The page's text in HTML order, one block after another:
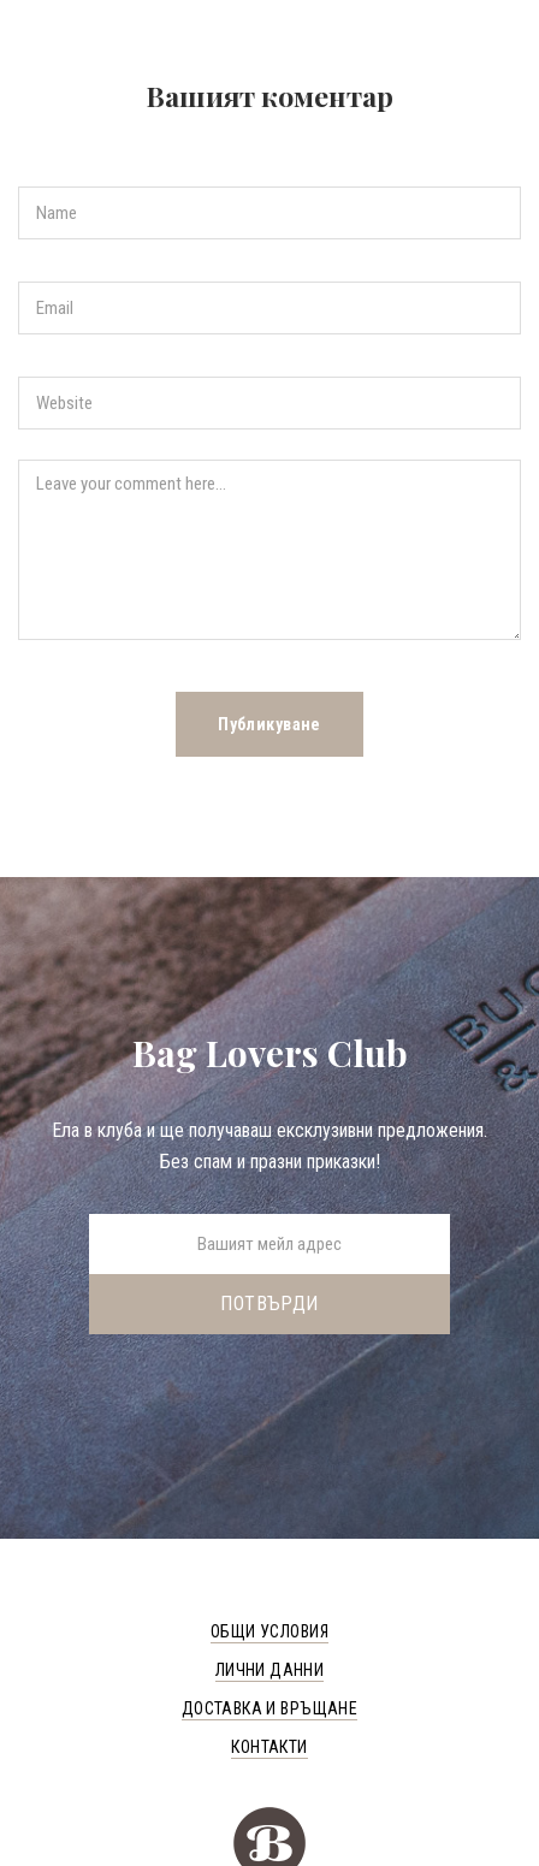
Вашият коментар
Bag Lovers Club
Eла в клуба и ще получаваш ексклузивни предложения.
Без спам и празни приказки!
ОБЩИ УСЛОВИЯ
ЛИЧНИ ДАННИ
ДОСТАВКА И ВРЪЩАНЕ
КОНТАКТИ